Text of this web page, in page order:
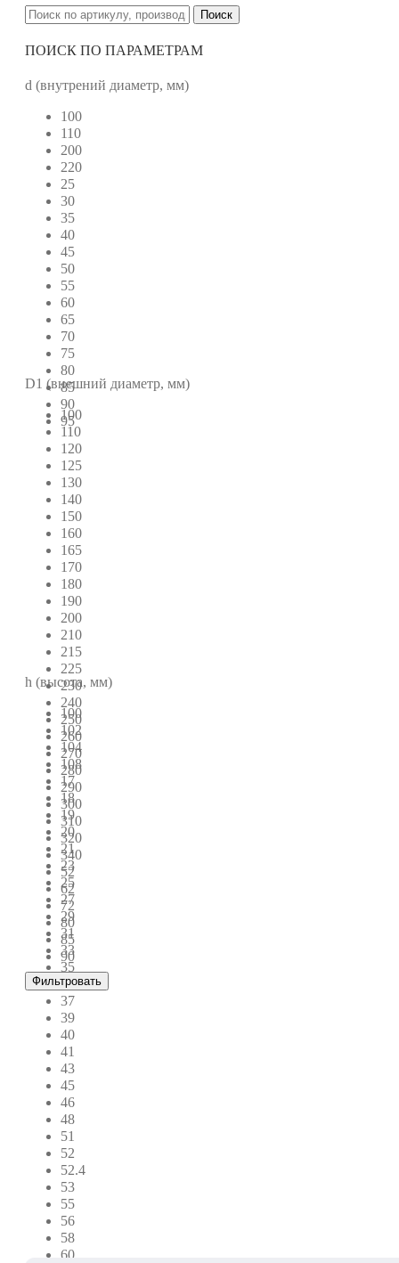
Поиск
ПОИСК ПО ПАРАМЕТРАМ
d (внутрений диаметр, мм)
100
110
200
220
25
30
35
40
45
50
55
60
65
70
75
80
85
90
95
D1 (внешний диаметр, мм)
100
110
120
125
130
140
150
160
165
170
180
190
200
210
215
225
230
240
250
260
270
280
290
300
310
320
340
52
62
72
80
85
90
h (высота, мм)
100
102
104
108
17
18
19
20
21
23
25
27
29
31
33
35
36
37
39
40
41
43
45
46
48
51
52
52.4
53
55
56
58
60
Фильтровать